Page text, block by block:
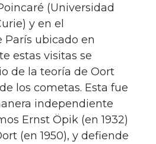
(Universidad
y en el
París ubicado en
estas visitas se
de la teoría de Oort
los cometas. Esta fue
independiente
Ernst Öpik (en 1932)
(en 1950), y defiende